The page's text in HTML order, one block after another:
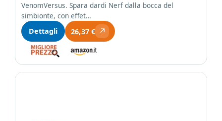
VenomVersus. Spara dardi Nerf dalla bocca del
simbionte, con effet…
Dettagli
26,37 € ↗